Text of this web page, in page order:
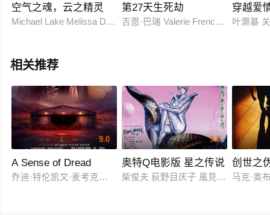
空气之魂，云之精灵
Michael Lake Melissa Davis Norman Boyd Rhys Davis
第27天生死劫
吉恩·巴瑞 Valerie French 乔治·沃斯
穿越爱
叶灏基
相关推荐
9.0
A Sense of Dread
乔迪·特伦凯文·麦考克尔虹膜
9.0
奥特Q电影版 星之传说
柴俊夫 荻野目庆子 風見しんご
创世之
马克·奥